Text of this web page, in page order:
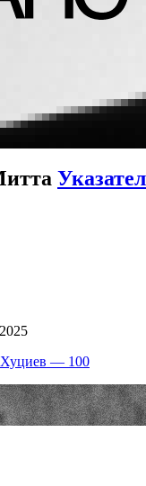
— 100